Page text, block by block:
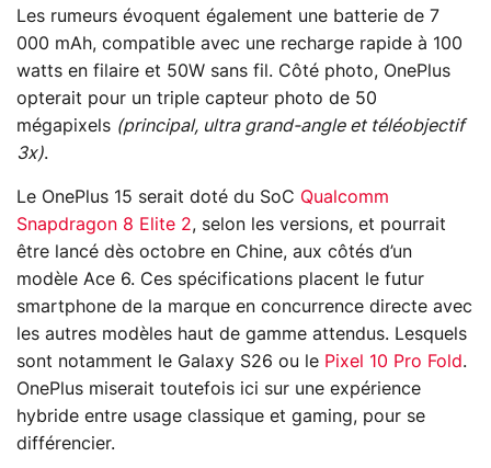
Les rumeurs évoquent également une batterie de 7
000 mAh, compatible avec une recharge rapide à 100
watts en filaire et 50W sans fil. Côté photo, OnePlus
opterait pour un triple capteur photo de 50
mégapixels (principal, ultra grand-angle et téléobjectif
3x).
Le OnePlus 15 serait doté du SoC Qualcomm
Snapdragon 8 Elite 2, selon les versions, et pourrait
être lancé dès octobre en Chine, aux côtés d’un
modèle Ace 6. Ces spécifications placent le futur
smartphone de la marque en concurrence directe avec
les autres modèles haut de gamme attendus. Lesquels
sont notamment le Galaxy S26 ou le Pixel 10 Pro Fold.
OnePlus miserait toutefois ici sur une expérience
hybride entre usage classique et gaming, pour se
différencier.